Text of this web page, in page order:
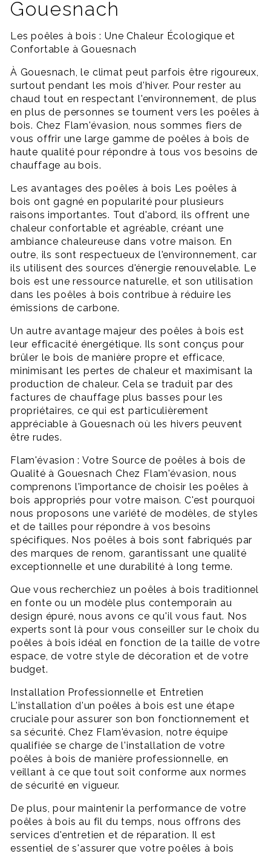
Gouesnach
Les poêles à bois : Une Chaleur Écologique et
Confortable à Gouesnach
À Gouesnach, le climat peut parfois être rigoureux,
surtout pendant les mois d'hiver. Pour rester au
chaud tout en respectant l'environnement, de plus
en plus de personnes se tournent vers les poêles à
bois. Chez Flam'évasion, nous sommes fiers de
vous offrir une large gamme de poêles à bois de
haute qualité pour répondre à tous vos besoins de
chauffage au bois.
Les avantages des poêles à bois Les poêles à
bois ont gagné en popularité pour plusieurs
raisons importantes. Tout d'abord, ils offrent une
chaleur confortable et agréable, créant une
ambiance chaleureuse dans votre maison. En
outre, ils sont respectueux de l'environnement, car
ils utilisent des sources d'énergie renouvelable. Le
bois est une ressource naturelle, et son utilisation
dans les poêles à bois contribue à réduire les
émissions de carbone.
Un autre avantage majeur des poêles à bois est
leur efficacité énergétique. Ils sont conçus pour
brûler le bois de manière propre et efficace,
minimisant les pertes de chaleur et maximisant la
production de chaleur. Cela se traduit par des
factures de chauffage plus basses pour les
propriétaires, ce qui est particulièrement
appréciable à Gouesnach où les hivers peuvent
être rudes.
Flam'évasion : Votre Source de poêles à bois de
Qualité à Gouesnach Chez Flam'évasion, nous
comprenons l'importance de choisir les poêles à
bois appropriés pour votre maison. C'est pourquoi
nous proposons une variété de modèles, de styles
et de tailles pour répondre à vos besoins
spécifiques. Nos poêles à bois sont fabriqués par
des marques de renom, garantissant une qualité
exceptionnelle et une durabilité à long terme.
Que vous recherchiez un poêles à bois traditionnel
en fonte ou un modèle plus contemporain au
design épuré, nous avons ce qu'il vous faut. Nos
experts sont là pour vous conseiller sur le choix du
poêles à bois idéal en fonction de la taille de votre
espace, de votre style de décoration et de votre
budget.
Installation Professionnelle et Entretien
L'installation d'un poêles à bois est une étape
cruciale pour assurer son bon fonctionnement et
sa sécurité. Chez Flam'évasion, notre équipe
qualifiée se charge de l'installation de votre
poêles à bois de manière professionnelle, en
veillant à ce que tout soit conforme aux normes
de sécurité en vigueur.
De plus, pour maintenir la performance de votre
poêles à bois au fil du temps, nous offrons des
services d'entretien et de réparation. Il est
essentiel de s'assurer que votre poêles à bois